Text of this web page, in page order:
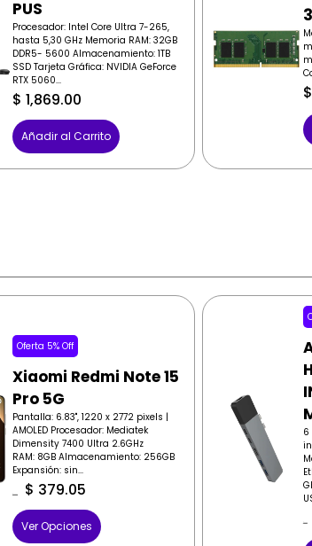
PUS
Procesador: Intel Core Ultra 7-265,
hasta 5,30 GHz Memoria RAM: 32GB
DDR5- 5600 Almacenamiento: 1TB
SSD Tarjeta Gráfica: NVIDIA GeForce
RTX 5060...
$ 1,869.00
Añadir al Carrito
$
Oferta 5% Off
Xiaomi Redmi Note 15
Pro 5G
Pantalla: 6.83", 1220 x 2772 pixels |
AMOLED Procesador: Mediatek
Dimensity 7400 Ultra 2.6GHz
RAM: 8GB Almacenamiento: 256GB
Expansión: sin...
$ 379.05
Ver Opciones
6